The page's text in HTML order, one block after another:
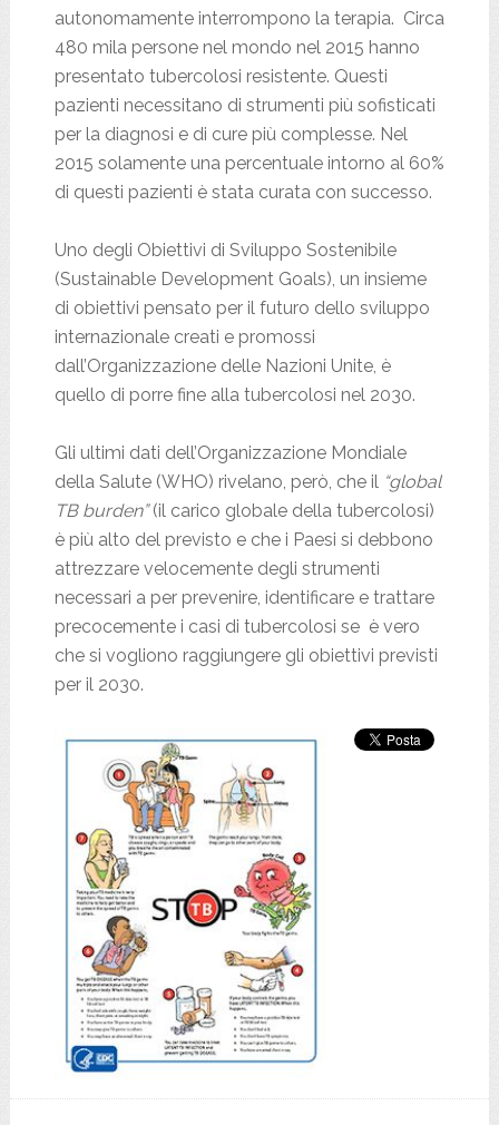
autonomamente interrompono la terapia. Circa
480 mila persone nel mondo nel 2015 hanno
presentato tubercolosi resistente. Questi
pazienti necessitano di strumenti più sofisticati
per la diagnosi e di cure più complesse. Nel
2015 solamente una percentuale intorno al 60%
di questi pazienti è stata curata con successo.
Uno degli Obiettivi di Sviluppo Sostenibile
(Sustainable Development Goals), un insieme
di obiettivi pensato per il futuro dello sviluppo
internazionale creati e promossi
dall’Organizzazione delle Nazioni Unite, è
quello di porre fine alla tubercolosi nel 2030.
Gli ultimi dati dell’Organizzazione Mondiale
della Salute (WHO) rivelano, però, che il “global
TB burden”(il carico globale della tubercolosi)
è più alto del previsto e che i Paesi si debbono
attrezzare velocemente degli strumenti
necessari a per prevenire, identificare e trattare
precocemente i casi di tubercolosi se è vero
che si vogliono raggiungere gli obiettivi previsti
per il 2030.